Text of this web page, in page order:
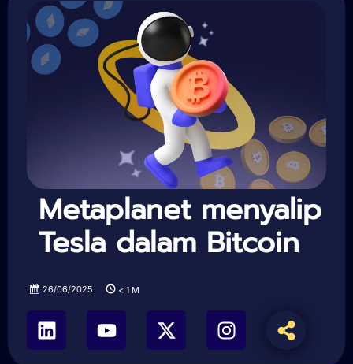
Metaplanet menyalip
Tesla dalam Bitcoin
26/06/2025 < 1 M